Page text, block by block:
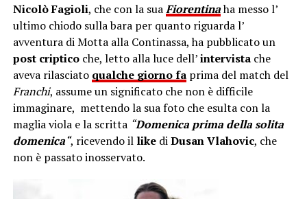
Nicolò Fagioli, che con la suaFiorentinaha messo l’
ultimo chiodo sulla bara per quanto riguarda l’
avventura di Motta alla Continassa, ha pubblicato un
post cripticoche, letto alla luce dell’intervistache
aveva rilasciato qualche giorno faprima del match del
Franchi, assume un significato che non è difficile
immaginare, mettendo la sua foto che esulta con la
maglia viola e la scritta “Domenica prima della solita
domenica“, ricevendo il likediDusan Vlahovic, che
non è passato inosservato.